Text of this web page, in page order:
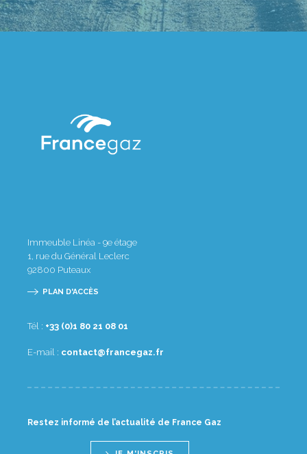
Immeuble Linéa - 9e étage
1, rue du Général Leclerc
92800 Puteaux
PLAN D'ACCÈS
Tél : 10 80 12 08 1(0) 33+
E-mail : rf.zagecnarf@tcatnoc
Restez informé de l’actualité de France Gaz